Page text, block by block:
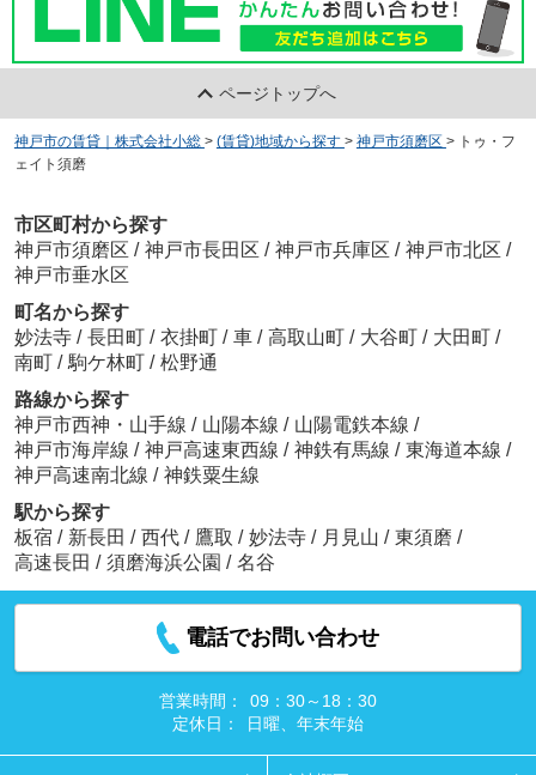
ページトップへ
神戸市の賃貸｜株式会社小総 > (賃貸)地域から探す > 神戸市須磨区 > トゥ・フ
ェイト須磨
市区町村から探す
神戸市須磨区 / 神戸市長田区 / 神戸市兵庫区 / 神戸市北区 /
神戸市垂水区
町名から探す
妙法寺 / 長田町 / 衣掛町 / 車 / 高取山町 / 大谷町 / 大田町 /
南町 / 駒ケ林町 / 松野通
路線から探す
神戸市西神・山手線 / 山陽本線 / 山陽電鉄本線 /
神戸市海岸線 / 神戸高速東西線 / 神鉄有馬線 / 東海道本線 /
神戸高速南北線 / 神鉄粟生線
駅から探す
板宿 / 新長田 / 西代 / 鷹取 / 妙法寺 / 月見山 / 東須磨 /
高速長田 / 須磨海浜公園 / 名谷
電話でお問い合わせ
営業時間：
09：30～18：30
定休日：
日曜、年末年始